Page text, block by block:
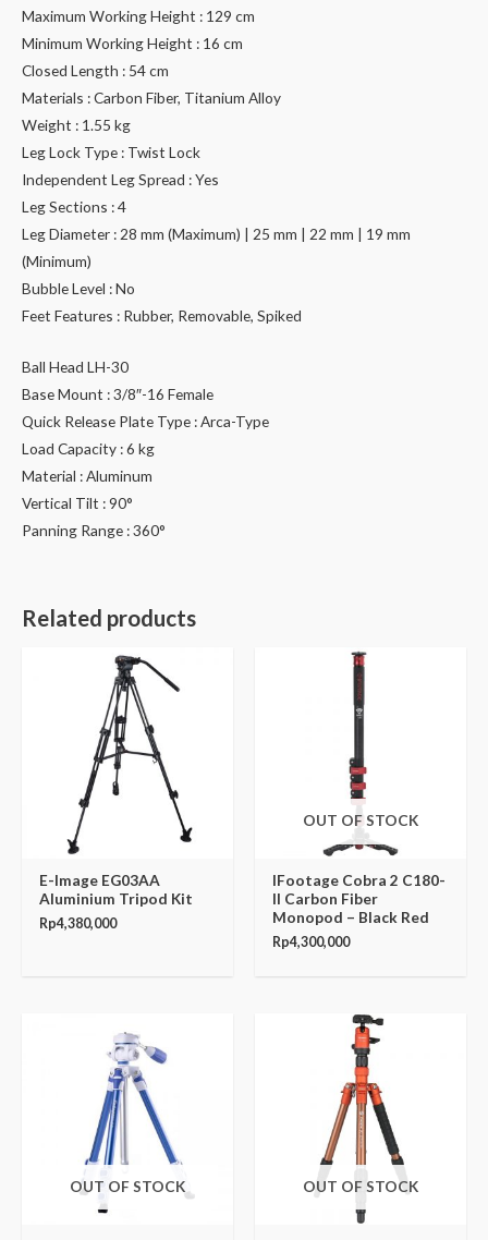
Maximum Working Height : 129 cm
Minimum Working Height : 16 cm
Closed Length : 54 cm
Materials : Carbon Fiber, Titanium Alloy
Weight : 1.55 kg
Leg Lock Type : Twist Lock
Independent Leg Spread : Yes
Leg Sections : 4
Leg Diameter : 28 mm (Maximum) | 25 mm | 22 mm | 19 mm
(Minimum)
Bubble Level : No
Feet Features : Rubber, Removable, Spiked
Ball Head LH-30
Base Mount : 3/8″-16 Female
Quick Release Plate Type : Arca-Type
Load Capacity : 6 kg
Material : Aluminum
Vertical Tilt : 90°
Panning Range : 360°
Related products
E-Image EG03AA
Aluminium Tripod Kit
Rp4,380,000
OUT OF STOCK
IFootage Cobra 2 C180-
II Carbon Fiber
Monopod – Black Red
Rp4,300,000
OUT OF STOCK OUT OF STOCK